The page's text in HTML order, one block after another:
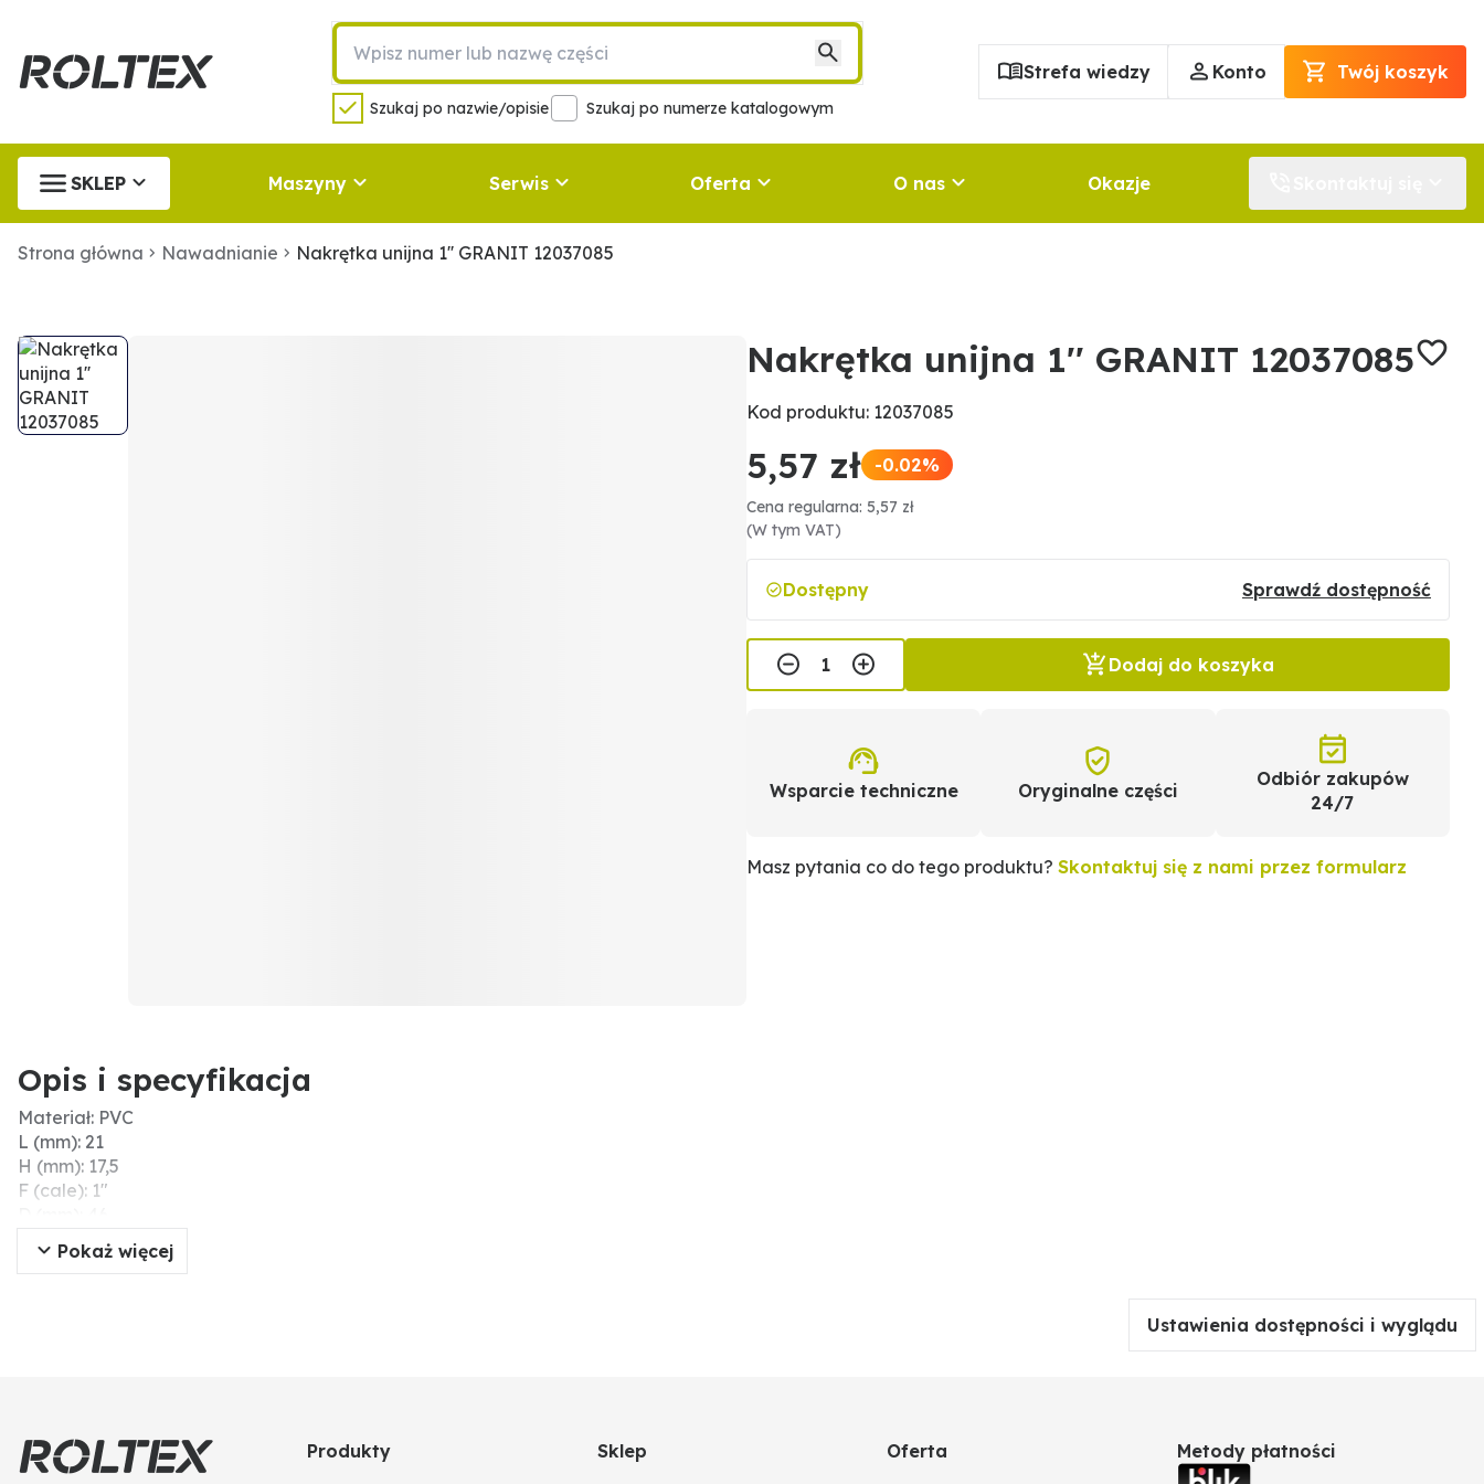
Szukaj po nazwie/opisie Szukaj po numerze katalogowym
Strefa wiedzy Konto Twój koszyk
SKLEP Maszyny Serwis Oferta O nas Okazje
Strona główna Nawadnianie Nakrętka unijna 1'' GRANIT 12037085
Nakrętka unijna 1'' GRANIT 12037085
Kod produktu: 12037085
5,57 zł -0.02%
Cena regularna: 5,57 zł
(W tym VAT)
Dostępny Sprawdź dostępność
Dodaj do koszyka
Wsparcie techniczne Oryginalne części
Odbiór zakupów
24/7
Masz pytania co do tego produktu? Skontaktuj się z nami przez formularz
Opis i specyfikacja
Materiał: PVC
L (mm): 21
H (mm): 17,5
F (cale): 1"
F1 (mm): 27,8
Gwint wew. (cale): 1"
Pokaż więcej
Ustawienia dostępności i wyglądu
Produkty Sklep Oferta Metody płatności